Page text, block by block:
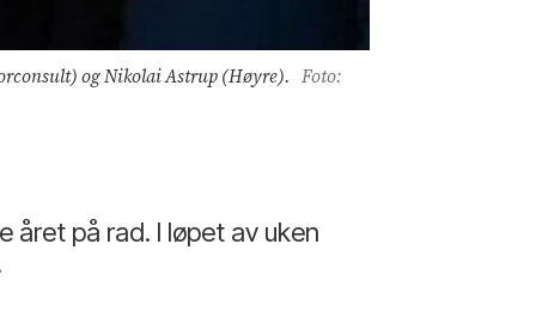
og Nikolai Astrup (Høyre). Foto:
på rad. I løpet av uken